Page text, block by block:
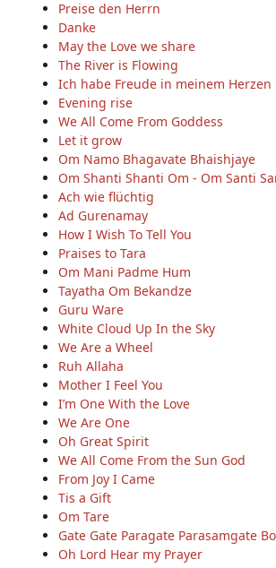
Preise den Herrn
Danke
May the Love we share
The River is Flowing
Ich habe Freude in meinem Herzen
Evening rise
We All Come From Goddess
Let it grow
Om Namo Bhagavate Bhaishjaye
Om Shanti Shanti Om - Om Santi
Ach wie flüchtig
Ad Gurenamay
How I Wish To Tell You
Praises to Tara
Om Mani Padme Hum
Tayatha Om Bekandze
Guru Ware
White Cloud Up In the Sky
We Are a Wheel
Ruh Allaha
Mother I Feel You
I’m One With the Love
We Are One
Oh Great Spirit
We All Come From the Sun God
From Joy I Came
Tis a Gift
Om Tare
Gate Gate Paragate Parasamgate
Oh Lord Hear my Prayer